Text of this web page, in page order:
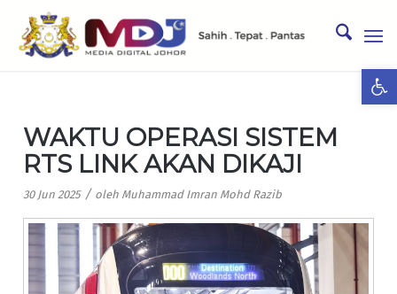
WAKTU OPERASI SISTEM
RTS LINK AKAN DIKAJI
30 Jun 2025 / oleh Muhammad Imran Mohd Razib